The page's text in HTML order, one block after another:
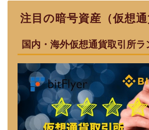
注目の暗号資産（仮想
国内・海外仮想通貨取引所ラ